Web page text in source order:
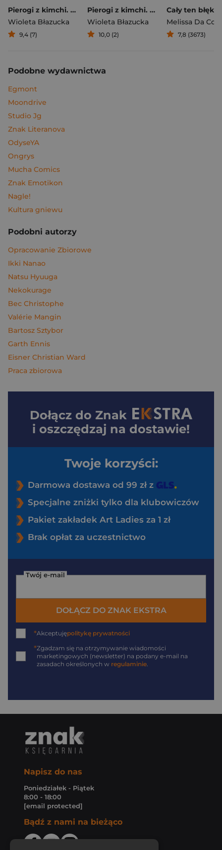
Pierogi z kimchi. Moje ulubione azjatyckie przepisy
Wioleta Błazucka
9,4 (7)
Pierogi z kimchi. Moje ulubione azjatyckie przepisy - książka z autografem
Wioleta Błazucka
10,0 (2)
Cały ten błękit
Melissa Da
7,8 (3673)
Podobne wydawnictwa
Egmont
Moondrive
Studio Jg
Znak Literanova
OdyseYA
Ongrys
Mucha Comics
Znak Emotikon
Nagle!
Kultura gniewu
Podobni autorzy
Opracowanie Zbiorowe
Ikki Nanao
Natsu Hyuuga
Nekokurage
Bec Christophe
Valérie Mangin
Bartosz Sztybor
Garth Ennis
Eisner Christian Ward
Praca zbiorowa
Dołącz do Znak
i oszczędzaj na dostawie!
Twoje korzyści:
Darmowa dostawa od 99 zł z
Specjalne zniżki tylko dla klubowiczów
Pakiet zakładek Art Ladies za 1 zł
Brak opłat za uczestnictwo
Twój e-mail
DOŁĄCZ DO ZNAK EKSTRA
*Akceptujępolitykę prywatności
*Zgadzam się na otrzymywanie wiadomości
marketingowych (newsletter) na podany e-mail na
zasadach określonych w regulaminie.
Napisz do nas
Poniedziałek - Piątek
8:00 - 18:00
[email protected]
Bądź z nami na bieżąco